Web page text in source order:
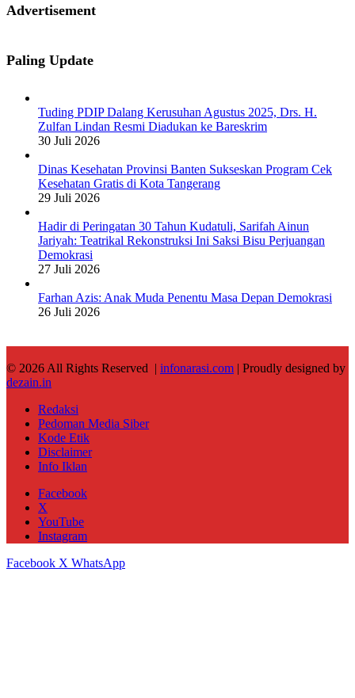
Advertisement
Paling Update
Tuding PDIP Dalang Kerusuhan Agustus 2025, Drs. H.
Zulfan Lindan Resmi Diadukan ke Bareskrim
30 Juli 2026
Dinas Kesehatan Provinsi Banten Sukseskan Program Cek
Kesehatan Gratis di Kota Tangerang
29 Juli 2026
Hadir di Peringatan 30 Tahun Kudatuli, Sarifah Ainun
Jariyah: Teatrikal Rekonstruksi Ini Saksi Bisu Perjuangan
Demokrasi
27 Juli 2026
Farhan Azis: Anak Muda Penentu Masa Depan Demokrasi
26 Juli 2026
© 2026 All Rights Reserved | infonarasi.com | Proudly designed by
dezain.in
Redaksi
Pedoman Media Siber
Kode Etik
Disclaimer
Info Iklan
Facebook
X
YouTube
Instagram
Facebook X WhatsApp